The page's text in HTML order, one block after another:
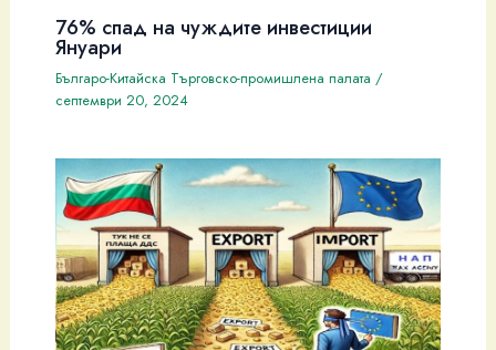
76% спад на чуждите инвестиции
Януари
Българо-Китайска Търговско-промишлена палaта /
септември 20, 2024